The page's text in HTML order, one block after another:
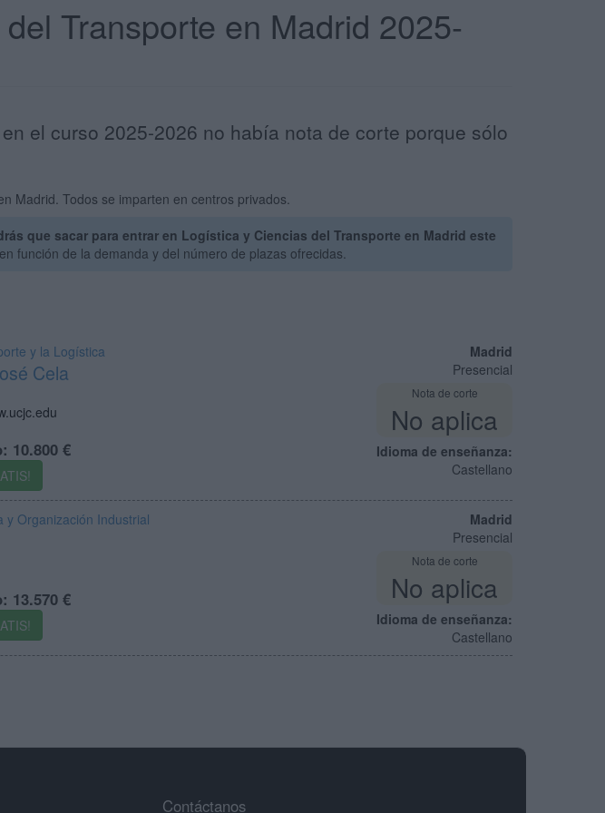
Transporte en Madrid 2025-
el curso 2025-2026 no había nota de corte porque sólo
Madrid. Todos se imparten en centros privados.
que sacar para entrar en Logística y Ciencias del Transporte en Madrid este
función de la demanda y del número de plazas ofrecidas.
Madrid
Presencial
Nota de corte
No aplica
Idioma de enseñanza:
Castellano
y la Logística
Cela
10.800 €
Madrid
Presencial
Nota de corte
No aplica
Idioma de enseñanza:
Castellano
Organización Industrial
13.570 €
Contáctanos